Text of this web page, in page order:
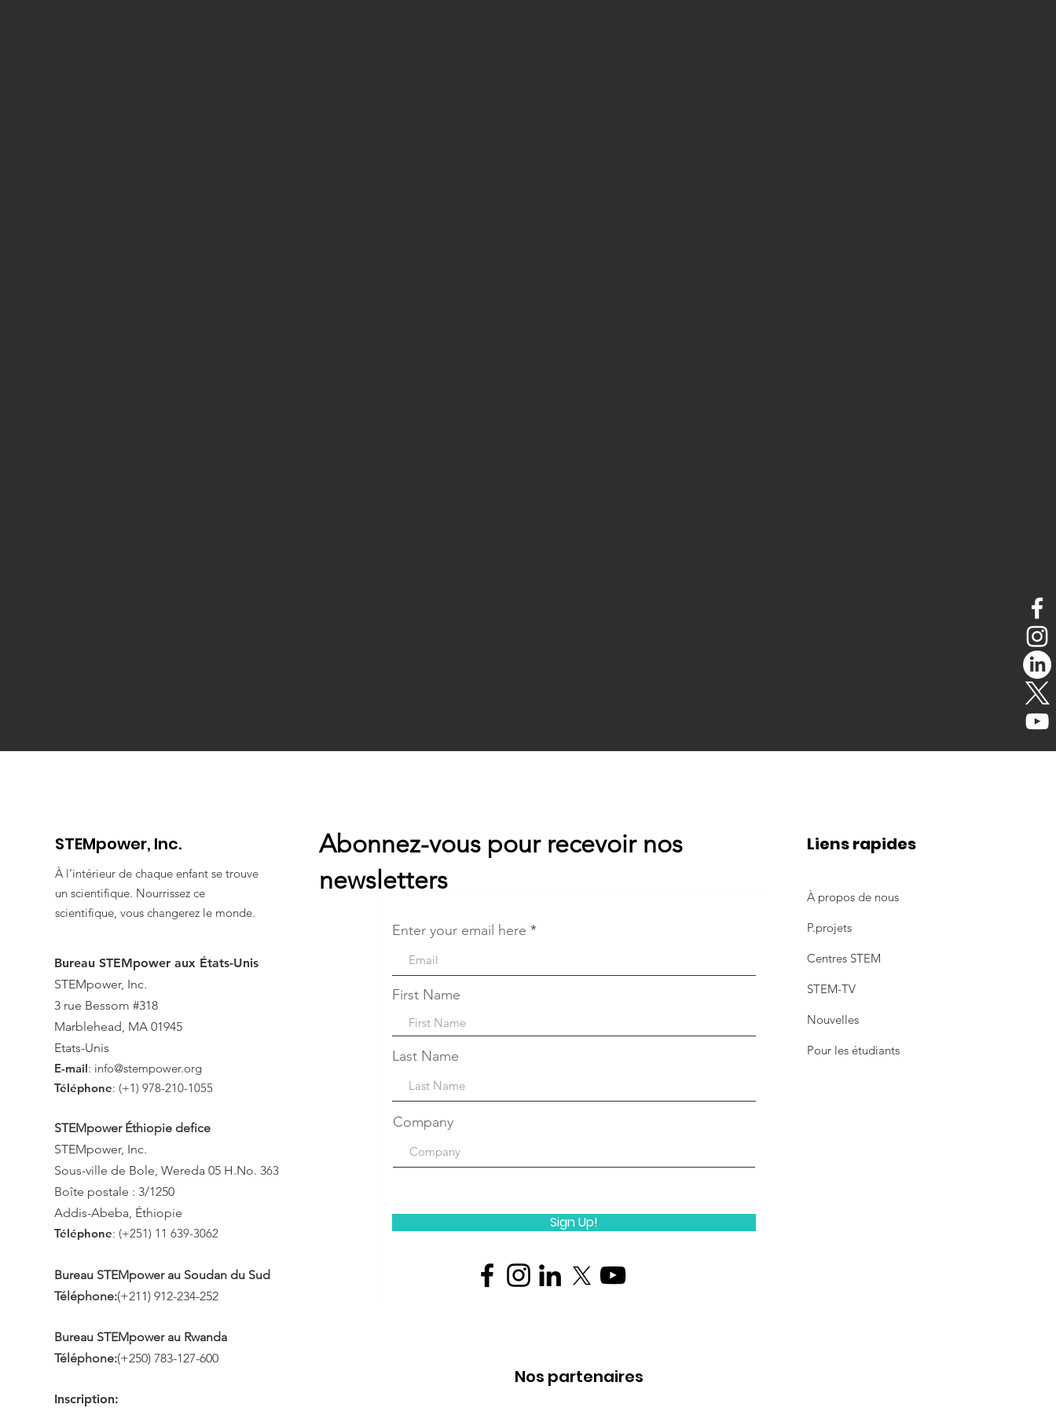
STEMpower, Inc.
À l’intérieur de chaque enfant se trouve
un scientifique. Nourrissez ce
scientifique, vous changerez le monde.
Bureau STEMpower aux États-Unis
STEMpower, Inc.
3 rue Bessom #318
Marblehead, MA 01945
Etats-Unis
E-mail: info@stempower.org
Téléphone: (+1) 978-210-1055
STEMpower Éthiopie defice
STEMpower, Inc.
Sous-ville de Bole, Wereda 05 H.No. 363
Boîte postale : 3/1250
Addis-Abeba, Éthiopie
Téléphone: (+251) 11 639-3062
Bureau STEMpower au Soudan du Sud
Téléphone:(+211) 912-234-252
Bureau STEMpower au Rwanda
Téléphone:(+250) 783-127-600
Inscription:
Enter your email here
First Name
Last Name
Company
Sign Up!
Abonnez-vous pour recevoir nos
newsletters
Nos partenaires
Liens rapides
À propos de nous
P.projets
Centres STEM
STEM-TV
Nouvelles
Pour les étudiants